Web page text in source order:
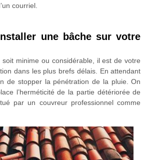
courriel.
une bâche sur votre
minime ou considérable, il est de votre
dans les plus brefs délais. En attendant
de stopper la pénétration de la pluie. On
l’herméticité de la partie détériorée de
par un couvreur professionnel comme